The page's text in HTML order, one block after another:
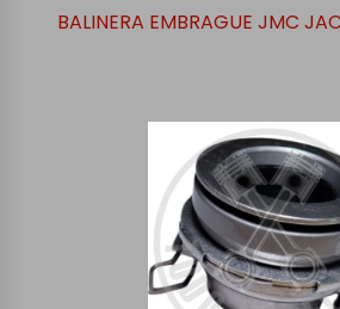
BALINERA EMBRAGUE JMC